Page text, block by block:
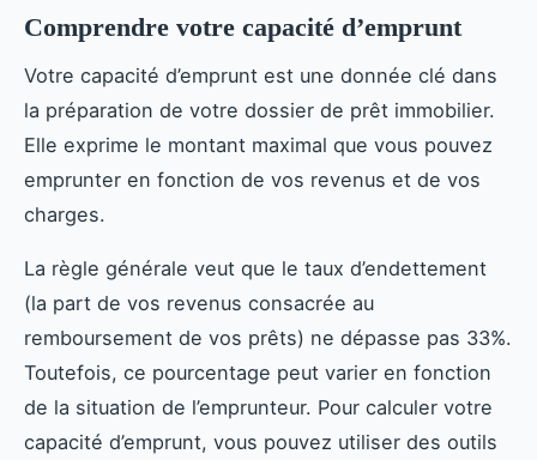
Comprendre votre capacité d’emprunt
Votre capacité d’emprunt est une donnée clé dans
la préparation de votre dossier de prêt immobilier.
Elle exprime le montant maximal que vous pouvez
emprunter en fonction de vos revenus et de vos
charges.
La règle générale veut que le taux d’endettement
(la part de vos revenus consacrée au
remboursement de vos prêts) ne dépasse pas 33%.
Toutefois, ce pourcentage peut varier en fonction
de la situation de l’emprunteur. Pour calculer votre
capacité d’emprunt, vous pouvez utiliser des outils